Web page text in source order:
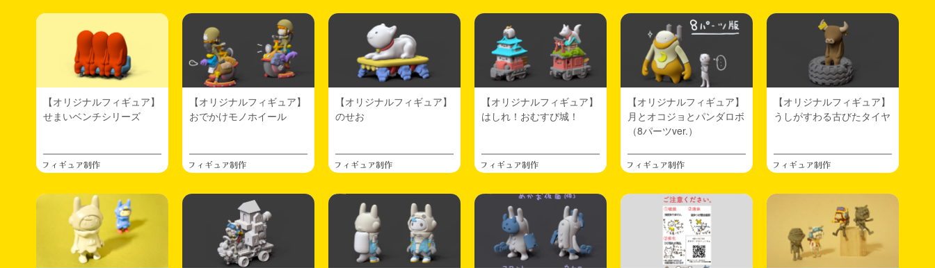
ホルダー的なのを作ってみました。よかったらワ
ンフェスのお土産に(^^)
2025.07.22 フィギュア制作
WF2025夏向けの新作フィギュア（FDM製）の
「どくろテレビ」と「おいーぬ」が完成しました
【オリジナルフィギュア】どくろテレビ
2025.07.02
ラメント増やしたい。ノズルも。。これはよくな
い。よすぎてよくない。
こうしてはまっていく。。。
2025.06.24
【オリジナルフィギュア】
せまいベンチシリーズ
フィギュア制作
【オリジナルフィギュア】
おでかけモノホイール
フィギュア制作
【オリジナルフィギュア】
のせお
フィギュア制作
【オリジナルフィギュア】
はしれ！おむすび城！
フィギュア制作
【オリジナルフィギュア】
月とオコジョとパンダロボ
（8パーツver.）
フィギュア制作
【オリジナルフィギュア】
うしがすわる古びたタイヤ
フィギュア制作